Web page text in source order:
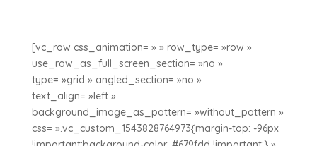
[vc_row css_animation= » » row_type= »row »
use_row_as_full_screen_section= »no »
type= »grid » angled_section= »no »
text_align= »left »
background_image_as_pattern= »without_pattern »
css= ».vc_custom_1543828764973{margin-top: -96px